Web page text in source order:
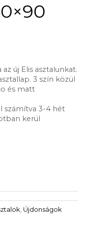
új Elis asztalunkat.
3 szín közül
és matt
számítva 3-4 hét
kerül
Újdonságok